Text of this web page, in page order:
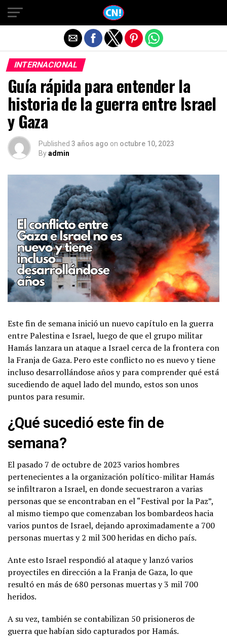
INTERNACIONAL
Guía rápida para entender la
historia de la guerra entre Israel
y Gaza
Published 3 años ago on octubre 10, 2023
Byadmin
Este fin de semana inició un nuevo capítulo en la guerra
entre Palestina e Israel, luego de que el grupo militar
Hamás lanzara un ataque a Israel cerca de la frontera con
la Franja de Gaza. Pero este conflicto no es nuevo y tiene
incluso desarrollándose años y para comprender qué está
sucediendo de aquel lado del mundo, estos son unos
puntos para resumir.
¿Qué sucedió este fin de
semana?
El pasado 7 de octubre de 2023 varios hombres
pertenecientes a la organización político-militar Hamás
se infiltraron a Israel, en donde secuestraron a varias
personas que se encontraban en el “Festival por la Paz”,
al mismo tiempo que comenzaban los bombardeos hacia
varios puntos de Israel, dejando aproximadamente a 700
personas muertas y 2 mil 300 heridas en dicho país.
Ante esto Israel respondió al ataque y lanzó varios
proyectiles en dirección a la Franja de Gaza, lo que
resultó en más de 680 personas muertas y 3 mil 700
heridos.
A su vez, también se contabilizan 50 prisioneros de
guerra que habían sido capturados por Hamás.
Salir de la versión móvil